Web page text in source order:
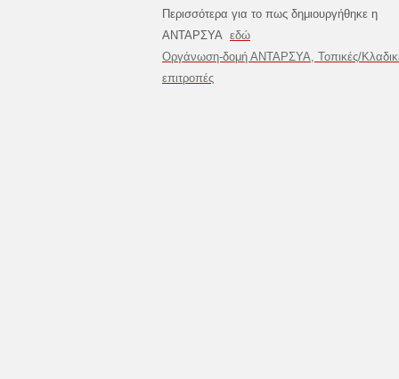
Περισσότερα για το πως δημιουργήθηκε η
ΑΝΤΑΡΣΥΑ εδώ
Οργάνωση-δομή ΑΝΤΑΡΣΥΑ, Τοπικές/
επιτροπές